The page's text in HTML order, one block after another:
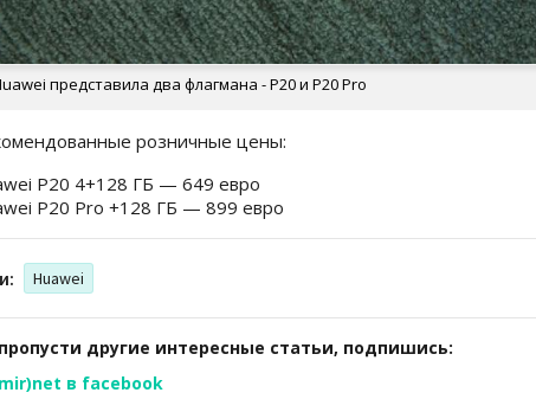
представила два флагмана - P20 и P20 Pro
розничные цены:
P20 4+128 ГБ — 649 евро
P20 Pro +128 ГБ — 899 евро
Huawei
другие интересные статьи, подпишись:
в facebook